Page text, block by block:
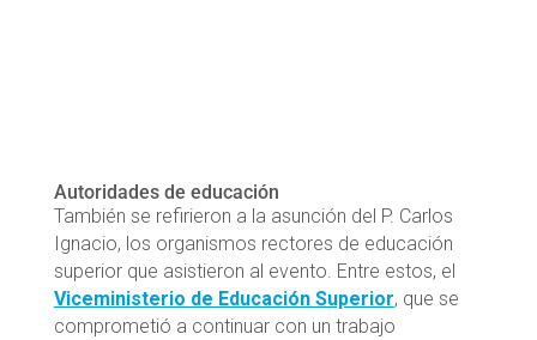
Autoridades de educación
También se refirieron a la asunción del P. Carlos
Ignacio, los organismos rectores de educación
superior que asistieron al evento. Entre estos, el
Viceministerio de Educación Superior, que se
comprometió a continuar con un trabajo